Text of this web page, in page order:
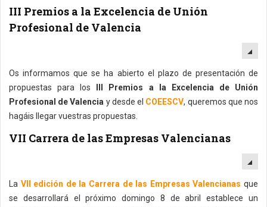
III Premios a la Excelencia de Unión
Profesional de Valencia
Os informamos que se ha abierto el plazo de presentación de
propuestas para los
III Premios a la Excelencia de Unión
Profesional de Valencia y desde el COEESCV, queremos que nos
hagáis llegar vuestras propuestas.
VII Carrera de las Empresas Valencianas
La VII edición de la Carrera de las Empresas Valencianas que
se desarrollará el próximo domingo 8 de abril establece un